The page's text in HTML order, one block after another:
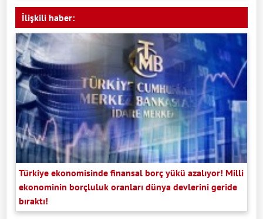
İlişkili haber:
Türkiye ekonomisinde finansal borç yükü azalıyor! Milli
ekonominin borçluluk oranları dünya devlerini geride
bıraktı!